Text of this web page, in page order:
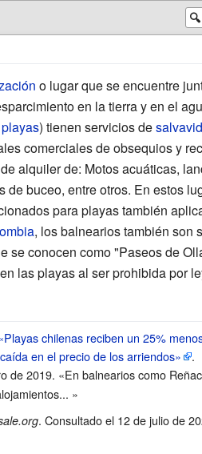
🔍
o lugar que se encuentre
en la tierra y en el
playas) tienen servicios de
comerciales de obsequios y
alquiler de: Motos acuáticas,
de buceo, entre otros. En estos
para playas también
, los balnearios también son
se conocen como "Paseos de
las playas al ser prohibida por
chilenas reciben un 25%
en el precio de los arriendos»
.
de 2019. «En balnearios como
»
. Consultado el 12 de julio de